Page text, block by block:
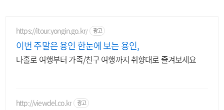
https://itour.yongin.go.kr/ 광고
이번 주말은 용인 한눈에 보는 용인,
나홀로 여행부터 가족/친구 여행까지 취향대로 즐겨보세요
http://viewdel.co.kr 광고